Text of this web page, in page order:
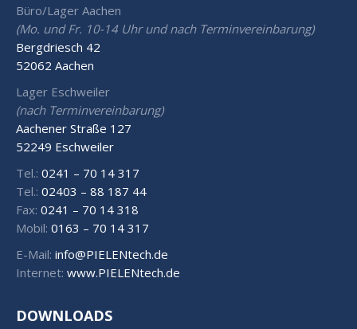
Büro/Lager Aachen
(Mo. und Fr. 10-14 Uhr und nach Terminvereinbarung)
Bergdriesch 42
52062 Aachen
Lager Eschweiler
(nach Terminvereinbarung)
Aachener Straße 127
52249 Eschweiler
Tel.: 0241 – 70 14 317
Tel.: 02403 – 88 187 44
Fax: 0241 – 70 14 318
Mobil: 0163 – 70 14 317
E-Mail: info@PIELENtech.de
Internet: www.PIELENtech.de
DOWNLOADS